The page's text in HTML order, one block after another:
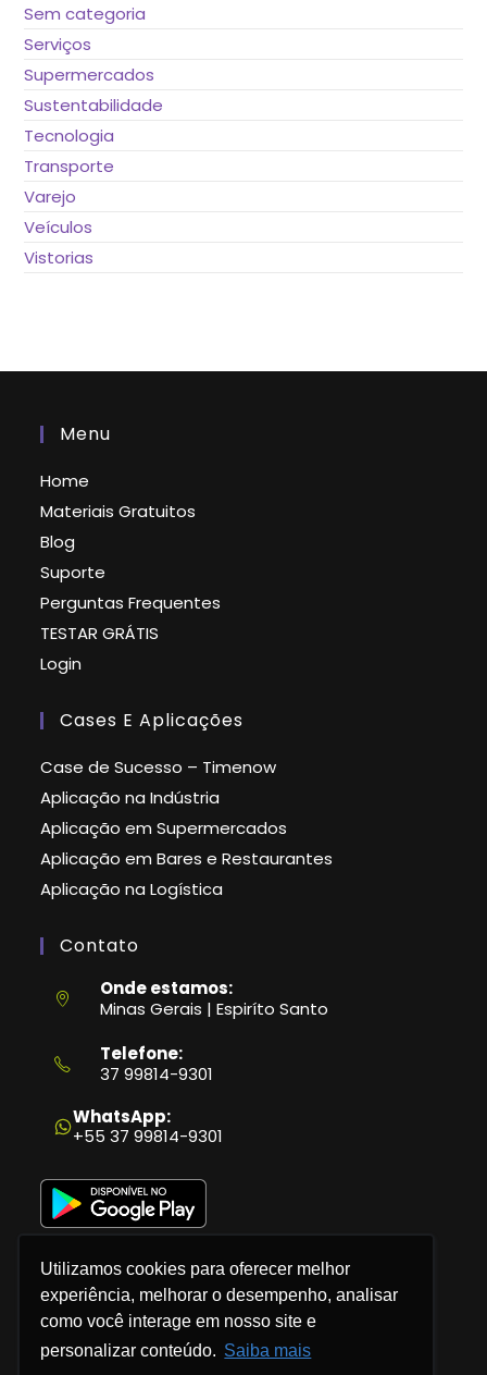
Utilizamos cookies para oferecer melhor
experiência, melhorar o desempenho, analisar
como você interage em nosso site e
personalizar conteúdo. Saiba mais
Sem categoria
Serviços
Supermercados
Sustentabilidade
Tecnologia
Transporte
Varejo
Veículos
Vistorias
Menu
Home
Materiais Gratuitos
Blog
Suporte
Perguntas Frequentes
TESTAR GRÁTIS
Login
Cases E Aplicações
Case de Sucesso – Timenow
Aplicação na Indústria
Aplicação em Supermercados
Aplicação em Bares e Restaurantes
Aplicação na Logística
Contato
Onde estamos:
Minas Gerais | Espiríto Santo
Telefone:
37 99814-9301
em
seu
aplicativo
WhatsApp:
+55 37 99814-9301
Política de Privacidade